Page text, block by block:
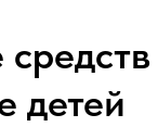
детей